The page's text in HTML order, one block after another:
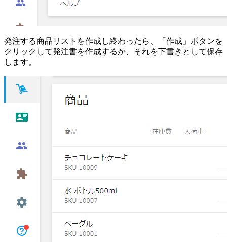
発注する商品リストを作成し終わったら、「作成」ボタンを
クリックして発注書を作成するか、それを下書きとして保存
します。